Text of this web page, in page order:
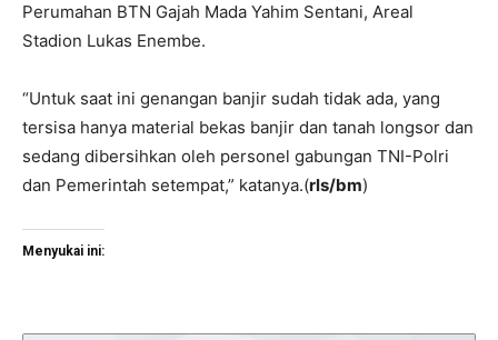
Perumahan BTN Gajah Mada Yahim Sentani, Areal
Stadion Lukas Enembe.
“Untuk saat ini genangan banjir sudah tidak ada, yang
tersisa hanya material bekas banjir dan tanah longsor dan
sedang dibersihkan oleh personel gabungan TNI-Polri
dan Pemerintah setempat,” katanya.(rls/bm)
Menyukai ini: